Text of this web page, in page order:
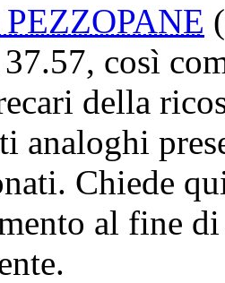
PEZZOPANE
così
della
analoghi
Chiede
al fine